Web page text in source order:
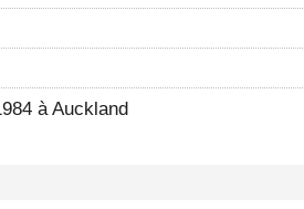
à Auckland